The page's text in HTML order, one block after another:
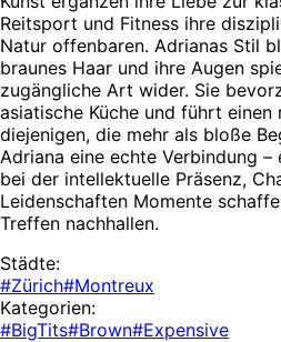
Reitsport und Fitness ihre
Natur offenbaren. Adrianas Stil
braunes Haar und ihre Augen
zugängliche Art wider. Sie
asiatische Küche und führt einen
diejenigen, die mehr als bloße
Adriana eine echte Verbindung
bei der intellektuelle Präsenz,
Leidenschaften Momente
Treffen nachhallen.
Städte:
#Zürich#Montreux
Kategorien:
#BigTits#Brown#Expensive